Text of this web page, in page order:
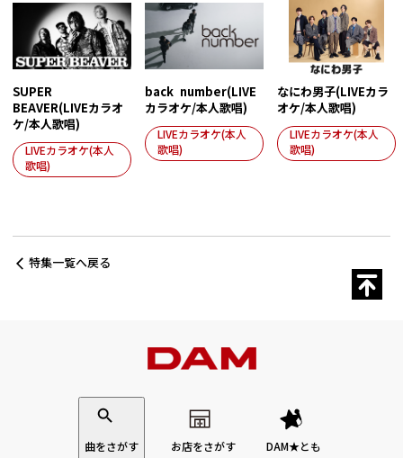
SUPER
BEAVER(LIVEカラオ
ケ/本人歌唱)
LIVEカラオケ(本人
歌唱)
back number(LIVE
カラオケ/本人歌唱)
LIVEカラオケ(本人
歌唱)
なにわ男子(LIVEカラ
オケ/本人歌唱)
LIVEカラオケ(本人
歌唱)
特集一覧へ戻る
曲をさがす お店をさがす DAM★とも